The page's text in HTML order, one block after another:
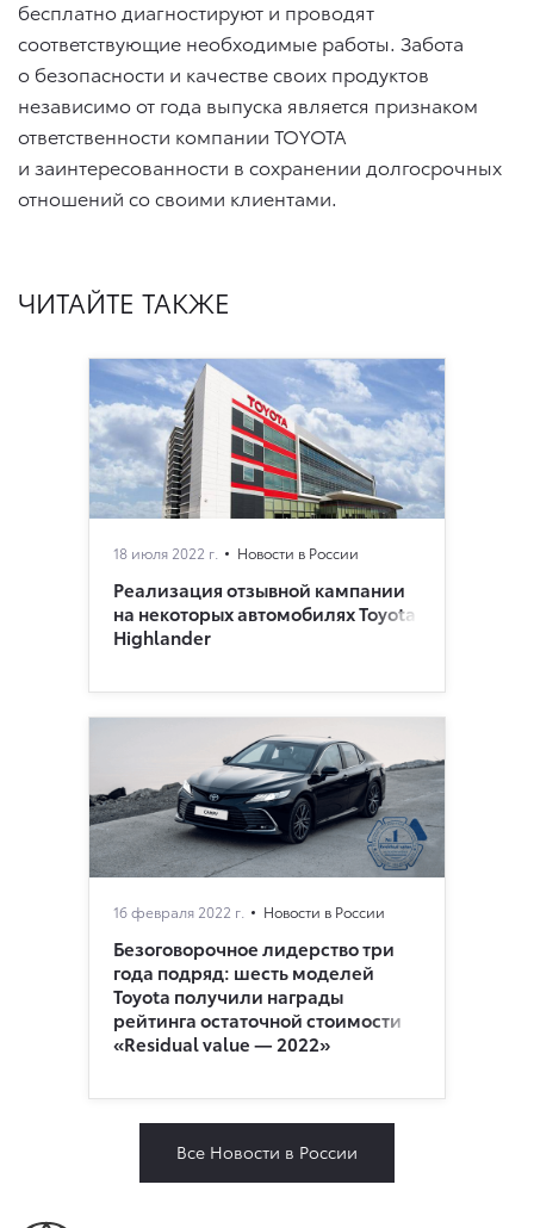
бесплатно диагностируют и проводят
соответствующие необходимые работы. Забота
о безопасности и качестве своих продуктов
независимо от года выпуска является признаком
ответственности компании TOYOTA
и заинтересованности в сохранении долгосрочных
отношений со своими клиентами.
ЧИТАЙТЕ ТАКЖЕ
18 июля 2022 г. Новости в России
Реализация отзывной кампании
на некоторых автомобилях Toyota
Highlander
16 февраля 2022 г. Новости в России
Безоговорочное лидерство три
года подряд: шесть моделей
Toyota получили награды
рейтинга остаточной стоимости
«Residual value — 2022»
Все Новости в России